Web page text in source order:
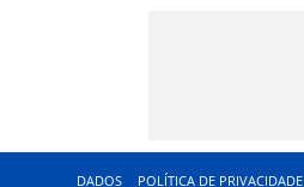
DADOS POLÍTICA DE PRIVACIDADE